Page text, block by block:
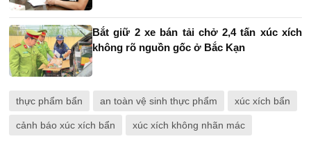
Bắt giữ 2 xe bán tải chở 2,4 tấn xúc xích
không rõ nguồn gốc ở Bắc Kạn
thực phẩm bẩn an toàn vệ sinh thực phẩm xúc xích bẩn
cảnh báo xúc xích bẩn xúc xích không nhãn mác